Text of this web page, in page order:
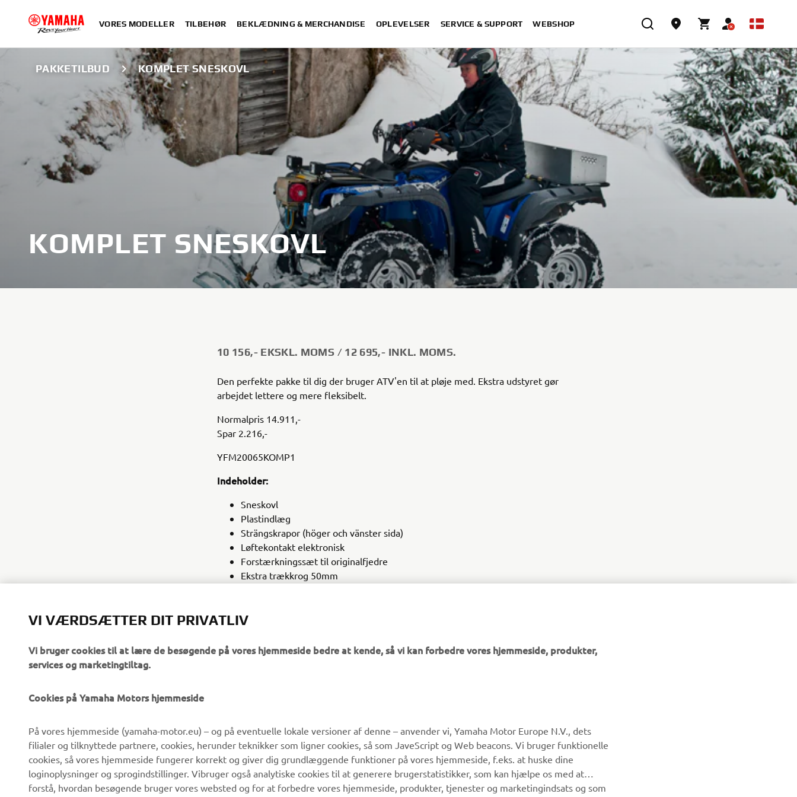
VORES MODELLER TILBEHØR BEKLÆDNING & MERCHANDISE OPLEVELSER SERVICE & SUPPORT WEBSHOP
PAKKETILBUD KOMPLET SNESKOVL
KOMPLET SNESKOVL
10 156,- EKSKL. MOMS / 12 695,- INKL. MOMS.
Den perfekte pakke til dig der bruger ATV'en til at pløje med. Ekstra udstyret gør
arbejdet lettere og mere fleksibelt.
Normalpris 14.911,-
Spar 2.216,-
YFM20065KOMP1
Indeholder:
Sneskovl
Plastindlæg
Strängskrapor (höger och vänster sida)
Løftekontakt elektronisk
Forstærkningssæt til originalfjedre
Ekstra trækkrog 50mm
Om os
Nyheder
Begivenheder
eBike systemer
Myndigheder
Golfbaner
MyYamaha
Yamaha Music
Yamaha Racing
Kundeservice
Reservedelskatalog
Yamaha-forhandler
Vær den første til at få besked om de seneste tilbud, særlige
arrangementer, nye udgivelser og meget mere.
VI VÆRDSÆTTER DIT PRIVATLIV
Vi bruger cookies til at lære de besøgende på vores hjemmeside bedre at kende, så vi kan forbedre vores hjemmeside, produkter,
services og marketingtiltag.
Cookies på Yamaha Motors hjemmeside
På vores hjemmeside (yamaha-motor.eu) – og på eventuelle lokale versioner af denne – anvender vi, Yamaha Motor Europe N.V., dets
filialer og tilknyttede partnere, cookies, herunder teknikker som ligner cookies, så som JaveScript og Web beacons. Vi bruger funktionelle
cookies, så vores hjemmeside fungerer korrekt og giver dig grundlæggende funktioner på vores hjemmeside, f.eks. at huske dine
loginoplysninger og sprogindstillinger. Vibruger også analytiske cookies til at generere brugerstatistikker, som kan hjælpe os med at
forstå, hvordan besøgende bruger vores websted og for at forbedre vores hjemmeside, produkter, tjenester og marketingindsats og som